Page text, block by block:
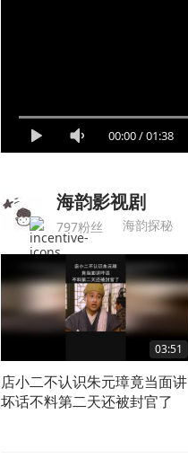
00:00/01:38
海韵影视剧
797粉丝 海韵探秘
03:51
店小二不认识朱元璋竟当面讲
坏话不料第二天还被封官了